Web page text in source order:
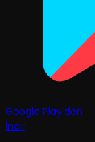
Google Play'den
İndir